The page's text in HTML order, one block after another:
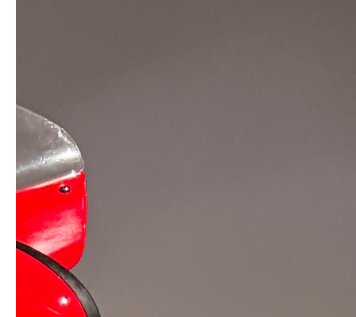
✔ Moteur 1000 cm³ performant et coupleux
✔ Confort de conduite typé GT
✔ Tenue de route précise
✔ Entretien suivi
Tarifs :
? 70 € / jour
? 135 € / week-end (2 jours)
Conditions :
✔ 200 km inclus par jour